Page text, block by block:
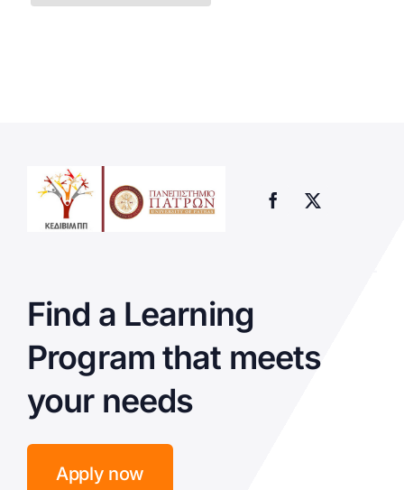
Find a Learning
Program that meets
your needs
Apply now